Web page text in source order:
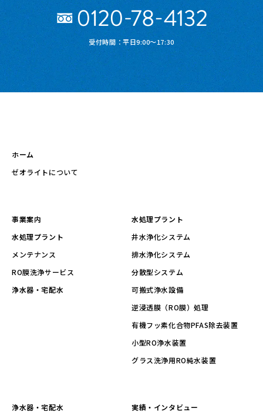
受付時間：平日9:00～17:30
ホーム
ゼオライトについて
事業案内
水処理プラント
メンテナンス
RO膜洗浄サービス
浄水器・宅配水
水処理プラント
井水浄化システム
排水浄化システム
分散型システム
可搬式浄水設備
逆浸透膜（RO膜）処理
有機フッ素化合物PFAS除去装置
小型RO浄水装置
グラス洗浄用RO純水装置
浄水器・宅配水
実績・インタビュー